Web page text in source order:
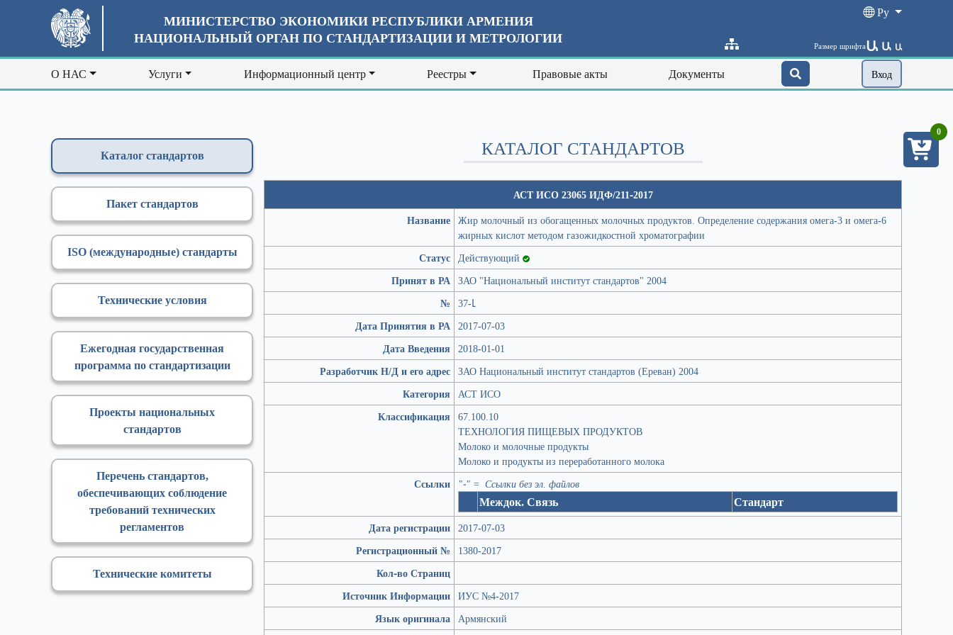
МИНИСТЕРСТВО ЭКОНОМИКИ РЕСПУБЛИКИ АРМЕНИЯ
НАЦИОНАЛЬНЫЙ ОРГАН ПО СТАНДАРТИЗАЦИИ И МЕТРОЛОГИИ
Ру
Размер шрифтаԱ Ա Ա
О НАС Услуги Информационный центр Реестры Правовые акты Документы Вход
Каталог стандартов
Пакет стандартов
ISO (международные) стандарты
Технические условия
Ежегодная государственная
программа по стандартизации
Проекты национальных
стандартов
Перечень стандартов,
обеспечивающих соблюдение
требований технических
регламентов
Технические комитеты
КАТАЛОГ СТАНДАРТОВ
АСТ ИСО 23065 ИДФ/211-2017
Название Жир молочный из обогащенных молочных продуктов. Определение содержания омега-3 и омега-6
жирных кислот методом газожидкостной хроматографии
Статус Действующий
Принят в РА ЗАО "Национальный институт стандартов" 2004
№
37-Լ
Дата Принятия в РА 2017-07-03
Дата Введения
2018-01-01
Разработчик Н/Д и его адрес ЗАО Национальный институт стандартов (Ереван) 2004
Категория
АСТ ИСО
Классификация
67.100.10
ТЕХНОЛОГИЯ ПИЩЕВЫХ ПРОДУКТОВ
Молоко и молочные продукты
Молоко и продукты из переработанного молока
Ссылки
"-" = Ссылки без эл. файлов
Междок. Связь Стандарт
Дата регистрации 2017-07-03
Регистрационный №
1380-2017
Кол-во Страниц
Источник Информации ИУС №4-2017
Язык оригинала Армянский
0